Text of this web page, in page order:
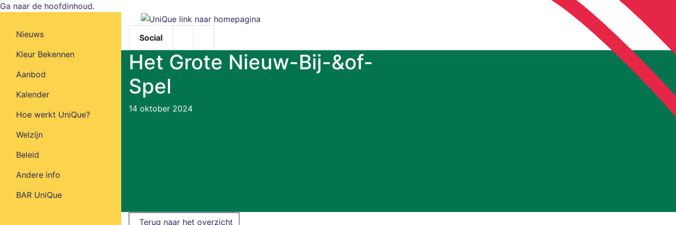
Ga naar de hoofdinhoud.
Nieuws
Kleur Bekennen
Aanbod
Kalender
Hoe werkt UniQue?
Welzijn
Beleid
Andere info
BAR UniQue
Social
Het Grote Nieuw-Bij-&of-
Spel
14 oktober 2024
Terug naar het overzicht